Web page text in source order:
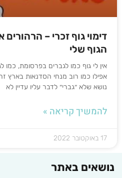
דימוי גוף זכרי – הרהורים
הגוף שלי
אין לי גוף כמו לגברים בפרסומת, כמו
אפילו כמו רוב מנחי הסדנאות בארץ
נושא שלא ״גברי״ לדבר עליו עדיין לא
להמשיך קריאה »
17 באוקטובר 2022
נושאים באתר